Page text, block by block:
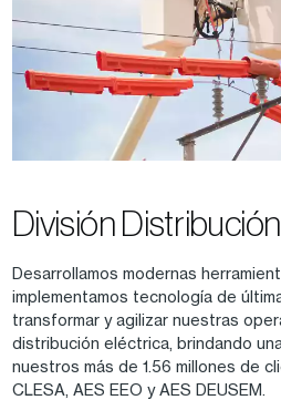
División Distribución
Desarrollamos modernas
implementamos tecnología de
transformar y agilizar nuestras
distribución eléctrica, brindando
nuestros más de 1.56 millones de
CLESA, AES EEO y AES DEUSEM.